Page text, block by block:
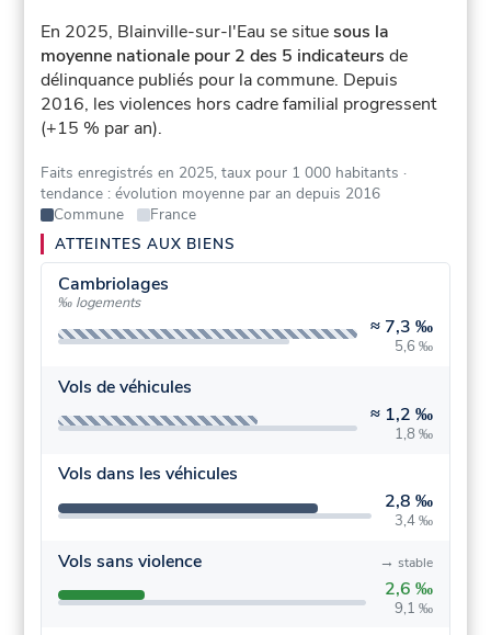
En 2025, Blainville-sur-l'Eau se situesous la
moyenne nationale pour 2 des 5 indicateurs de
délinquance publiés pour la commune. Depuis
2016, les violences hors cadre familial progressent
(+15 % par an).
Faits enregistrés en 2025, taux pour 1 000 habitants ·
tendance : évolution moyenne par an depuis 2016
Commune
France
ATTEINTES AUX BIENS
Cambriolages
‰ logements
≈ 7,3 ‰
5,6 ‰
Vols de véhicules
≈ 1,2 ‰
1,8 ‰
Vols dans les véhicules
2,8 ‰
3,4 ‰
Vols sans violence
2,6 ‰
9,1 ‰
→ stable